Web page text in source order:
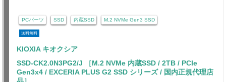
PCパーツ SSD 内蔵SSD M.2 NVMe Gen3 SSD
送料無料
KIOXIA キオクシア
SSD-CK2.0N3PG2/J ［M.2 NVMe 内蔵SSD / 2TB / PCIe
Gen3x4 / EXCERIA PLUS G2 SSD シリーズ / 国内正規代理店